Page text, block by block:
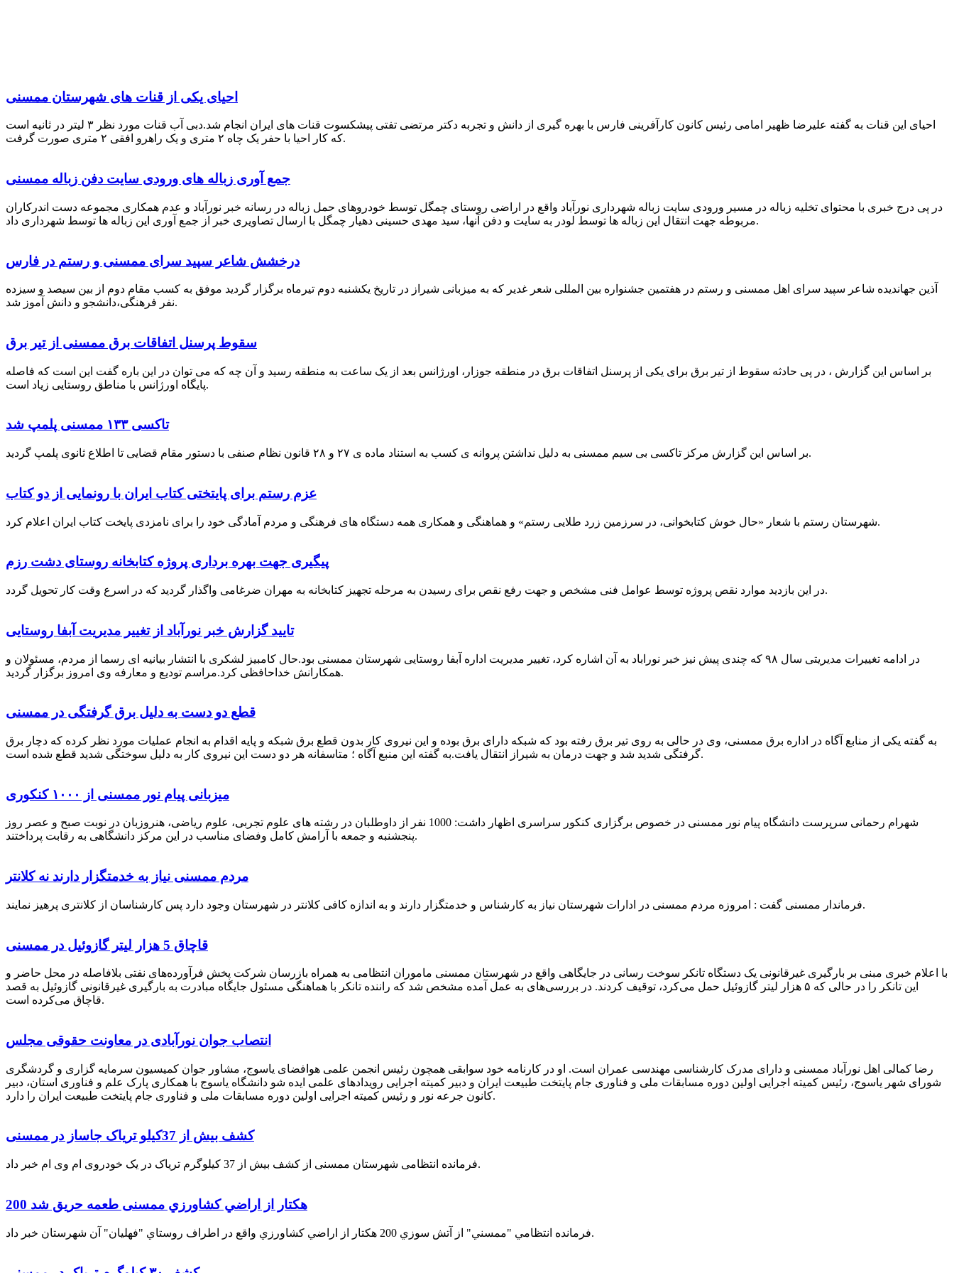
احیای یکی از قنات های شهرستان ممسنی
احیای این قنات به گفته علیرضا ظهیر امامی رئیس کانون کارآفرینی فارس با بهره گیری از دانش و تجربه دکتر مرتضی تفتی پیشکسوت قنات های ایران انجام شد.دبی آب قنات مورد نظر ۳ لیتر در ثانیه است
که کار احیا با حفر یک چاه ۲ متری و یک راهرو افقی ۲ متری صورت گرفت.
جمع آوری زباله های ورودی سایت دفن زباله ممسنی
در پی درج خبری با محتوای تخلیه زباله در مسیر ورودی سایت زباله شهرداری نورآباد واقع در اراضی روستای چمگل توسط خودروهای حمل زباله در رسانه خبر نورآباد و عدم همکاری مجموعه دست اندرکاران
مربوطه جهت انتقال این زباله ها توسط لودر به سایت و دفن آنها، سید مهدی حسینی دهیار چمگل با ارسال تصاویری خبر از جمع آوری این زباله ها توسط شهرداری داد.
درخشش شاعر سپید سرای ممسنی و رستم در فارس
آذین جهاندیده شاعر سپید سرای اهل ممسنی و رستم در هفتمین جشنواره بین المللی شعر غدیر که به میزبانی شیراز در تاریخ یکشنبه دوم تیرماه برگزار گردید موفق به کسب مقام دوم از بین سیصد و سیزده
نفر فرهنگی،دانشجو و دانش آموز شد.
سقوط پرسنل اتفاقات برق ممسنی از تیر برق
بر اساس این گزارش ، در پی حادثه سقوط از تیر برق برای یکی از پرسنل اتفاقات برق در منطقه جوزار، اورژانس بعد از یک ساعت به منطقه رسید و آن چه که می توان در این باره گفت این است که فاصله
پایگاه اورژانس با مناطق روستایی زیاد است.
تاکسی ۱۳۳ ممسنی پلمپ شد
بر اساس این گزارش مرکز تاکسی بی سیم ممسنی به دلیل نداشتن پروانه ی کسب به استناد ماده ی ۲۷ و ۲۸ قانون نظام صنفی با دستور مقام قضایی تا اطلاع ثانوی پلمپ گردید.
عزم رستم برای پایتختی کتاب ایران با رونمایی از دو کتاب
شهرستان رستم با شعار «حال خوش کتابخوانی، در سرزمین زرد طلایی رستم» و هماهنگی و همکاری همه دستگاه های فرهنگی و مردم آمادگی خود را برای نامزدی پایخت کتاب ایران اعلام کرد.
پیگیری جهت بهره برداری پروژه کتابخانه روستای دشت رزم
در این بازدید موارد نقص پروژه توسط عوامل فنی مشخص و جهت رفع نقص برای رسیدن به مرحله تجهیز کتابخانه به مهران ضرغامی واگذار گردید که در اسرع وقت کار تحویل گردد.
تایید گزارش خبر نورآباد از تغییر مدیریت آبفا روستایی
در ادامه تغییرات مدیریتی سال ۹۸ که چندی پیش نیز خبر نوراباد به آن اشاره کرد، تغییر مدیریت اداره آبفا روستایی شهرستان ممسنی بود.حال کامبیز لشکری با انتشار بیانیه ای رسما از مردم، مسئولان و
همکارانش خداحافظی کرد.مراسم تودیع و معارفه وی امروز برگزار گردید.
قطع دو دست به دلیل برق گرفتگی در ممسنی
به گفته یکی از منابع آگاه در اداره برق ممسنی، وی در حالی به روی تیر برق رفته بود که شبکه دارای برق بوده و این نیروی کار بدون قطع برق شبکه و پایه اقدام به انجام عملیات مورد نظر کرده که دچار برق
گرفتگی شدید شد و جهت درمان به شیراز انتقال یافت.به گفته این منبع آگاه ؛ متاسفانه هر دو دست این نیروی کار به دلیل سوختگی شدید قطع شده است.
میزبانی پیام نور ممسنی از ۱۰۰۰ کنکوری
شهرام رحمانی سرپرست دانشگاه پیام نور ممسنی در خصوص برگزاری کنکور سراسری اظهار داشت: 1000 نفر از داوطلبان در رشته های علوم تجربی، علوم ریاضی، هنروزبان در نوبت صبح و عصر روز
پنجشنبه و جمعه با آرامش کامل وفضای مناسب در این مرکز دانشگاهی به رقابت پرداختند.
مردم ممسنی نیاز به خدمتگزار دارند نه کلانتر
فرماندار ممسنی گفت : امروزه مردم ممسنی در ادارات شهرستان نیاز به کارشناس و خدمتگزار دارند و به اندازه کافی کلانتر در شهرستان وجود دارد پس کارشناسان از کلانتری پرهیز نمایند.
قاچاق 5 هزار لیتر گازوئیل در ممسنی
با اعلام خبری مبنی بر بارگیری غیرقانونی یک دستگاه تانکر سوخت رسانی در جایگاهی واقع در شهرستان ممسنی ماموران انتظامی به همراه بازرسان شرکت پخش فرآورده‌های نفتی بلافاصله در محل حاضر و
این تانکر را در حالی که ۵ هزار لیتر گازوئیل حمل می‌کرد، توقیف کردند. در بررسی‌های به عمل آمده مشخص شد که راننده تانکر با هماهنگی مسئول جایگاه مبادرت به بارگیری غیرقانونی گازوئیل به قصد
قاچاق می‌کرده است.
انتصاب جوان نورآبادی در معاونت حقوقی مجلس
رضا کمالی اهل نورآباد ممسنی و دارای مدرک کارشناسی مهندسی عمران است. او در کارنامه خود سوابقی همچون رئیس انجمن علمی هوافضای یاسوج، مشاور جوان کمیسیون سرمایه گزاری و گردشگری
شورای شهر یاسوج، رئیس کمیته اجرایی اولین دوره مسابقات ملی و فناوری جام پایتخت طبیعت ایران و دبیر کمیته اجرایی رویدادهای علمی ایده شو دانشگاه یاسوج با همکاری پارک علم و فناوری استان، دبیر
کانون جرعه نور و رئیس کمیته اجرایی اولین دوره مسابقات ملی و فناوری جام پایتخت طبیعت ایران را دارد.
کشف بیش از 37کیلو تریاک جاساز در ممسنی
فرمانده انتظامی شهرستان ممسنی از کشف بیش از 37 کیلوگرم تریاک در یک خودروی ام وی ام خبر داد.
200 هكتار از اراضي كشاورزي ممسنی طعمه حریق شد
فرمانده انتظامي "ممسني" از آتش سوزي 200 هكتار از اراضي كشاورزي واقع در اطراف روستاي "فهلیان" آن شهرستان خبر داد.